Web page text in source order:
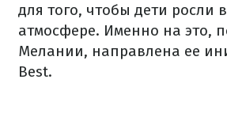
для того, чтобы дети росли
атмосфере. Именно на это,
Мелании, направлена ее
Best.